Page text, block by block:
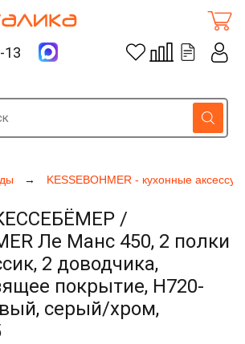
KESSEBOHMER - кухонные
/
Ле Манс 450, 2 полки
2 доводчика,
покрытие, H720-
серый/хром,
13